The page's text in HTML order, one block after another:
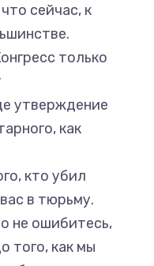
сейчас, к
только
утверждение
как
кто убил
в тюрьму.
не ошибитесь,
того, как мы